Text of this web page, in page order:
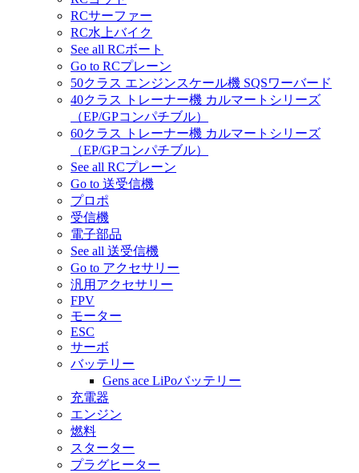
RCサーファー
RC水上バイク
See all RCボート
Go to RCプレーン
50クラス エンジンスケール機 SQSワーバード
40クラス トレーナー機 カルマートシリーズ
（EP/GPコンパチブル）
60クラス トレーナー機 カルマートシリーズ
（EP/GPコンパチブル）
See all RCプレーン
Go to 送受信機
プロポ
受信機
電子部品
See all 送受信機
Go to アクセサリー
汎用アクセサリー
FPV
モーター
ESC
サーボ
バッテリー
Gens ace LiPoバッテリー
充電器
エンジン
燃料
スターター
プラグヒーター